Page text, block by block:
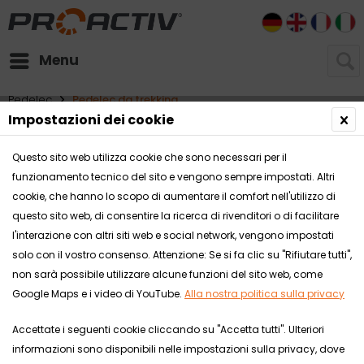
Menu
DE EN FR
Pedelec Pedelec da trekking
Impostazioni dei cookie
Questo sito web utilizza cookie che sono necessari per il
funzionamento tecnico del sito e vengono sempre impostati. Altri
cookie, che hanno lo scopo di aumentare il comfort nell'utilizzo di
questo sito web, di consentire la ricerca di rivenditori o di facilitare
l'interazione con altri siti web e social network, vengono impostati
solo con il vostro consenso. Attenzione: Se si fa clic su "Rifiutare tutti",
non sarà possibile utilizzare alcune funzioni del sito web, come
Google Maps e i video di YouTube. Alla nostra politica sulla privacy
Accettate i seguenti cookie cliccando su "Accetta tutti". Ulteriori
informazioni sono disponibili nelle impostazioni sulla privacy, dove